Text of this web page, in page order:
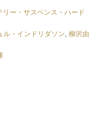
語の厚さ、体温のようなも
下に手繰り寄せられる、そ
実的であれ、快適な小説
もインドリダソンも、どち
れる警察官であり、個人の
ことはできる、という、少
。
リー・サスペンス・ハード
ル・インドリダソン 柳沢由